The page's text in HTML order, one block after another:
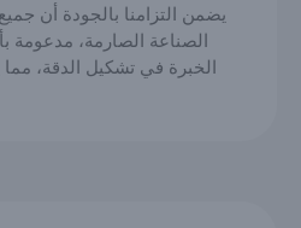
يضمن التزامنا بالجودة أن
الخبرة في تشكيل الدقة، مما